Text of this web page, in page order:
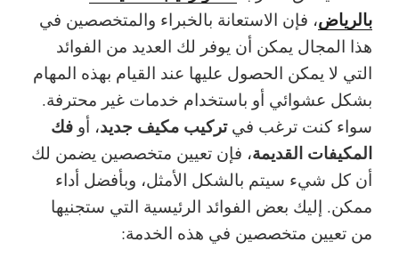
بالرياض، فإن الاستعانة بالخبراء والمتخصصين في
هذا المجال يمكن أن يوفر لك العديد من الفوائد
التي لا يمكن الحصول عليها عند القيام بهذه المهام
بشكل عشوائي أو باستخدام خدمات غير محترفة.
سواء كنت ترغب فيتركيب مكيف جديد، أو فك
المكيفات القديمة، فإن تعيين متخصصين يضمن لك
أن كل شيء سيتم بالشكل الأمثل، وبأفضل أداء
ممكن. إليك بعض الفوائد الرئيسية التي ستجنيها
من تعيين متخصصين في هذه الخدمة: